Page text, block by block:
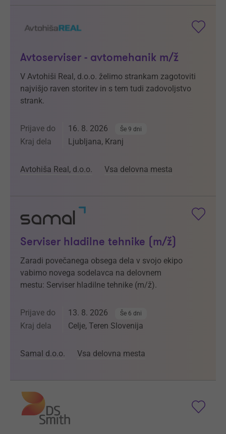
Avtoserviser - avtomehanik m/ž
V Avtohiši Real, d.o.o. želimo strankam zagotoviti
najvišjo raven storitev in s tem tudi zadovoljstvo
strank.
Prijave do 16. 8. 2026 Še 9 dni
Kraj dela Ljubljana, Kranj
Avtohiša Real, d.o.o. Vsa delovna mesta
Serviser hladilne tehnike (m/ž)
Zaradi povečanega obsega dela v svojo ekipo
vabimo novega sodelavca na delovnem
mestu: Serviser hladilne tehnike (m/ž).
Prijave do 13. 8. 2026 Še 6 dni
Kraj dela Celje, Teren Slovenija
Samal d.o.o. Vsa delovna mesta